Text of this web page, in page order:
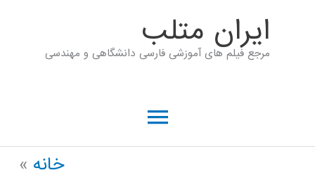
ايران متلب
مرجع فیلم های آموزشی فارسی دانشگاهی و مهندسی
فهرست
خانه